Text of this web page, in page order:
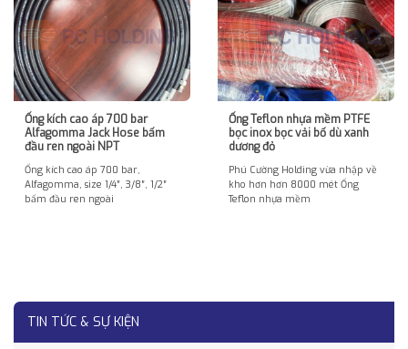
TIN TỨC & SỰ KIỆN
Ống kích cao áp 700 bar
Alfagomma Jack Hose bấm
đầu ren ngoài NPT
Ống kích cao áp 700 bar,
Alfagomma, size 1/4″, 3/8″, 1/2″
bấm đầu ren ngoài
Ống Teflon nhựa mềm PTFE
bọc inox bọc vải bố dù xanh
dương đỏ
Phú Cường Holding vừa nhập về
kho hơn hơn 8000 mét Ống
Teflon nhựa mềm